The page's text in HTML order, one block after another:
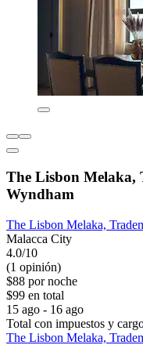
The Lisbon Melaka,
Wyndham
The Lisbon Melaka,
Malacca City
4.0/10
(1 opinión)
$88 por noche
$99 en total
15 ago - 16 ago
Total con impuestos y
The Lisbon Melaka,